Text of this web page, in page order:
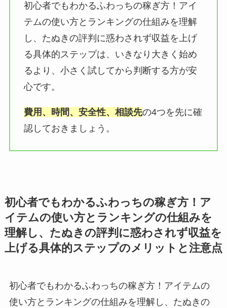
初心者でもわかるふわっちの稼ぎ方！アイ
テムの使い方とランキングの仕組みを理解
し、たぬきの評判に惑わされず収益を上げ
る具体的ステップは、いきなり大きく始め
るより、小さく試してから判断する方が安
心です。
費用、時間、安全性、相談先の4つを先に確
認しておきましょう。
初心者でもわかるふわっちの稼ぎ方！ア
イテムの使い方とランキングの仕組みを
理解し、たぬきの評判に惑わされず収益を
上げる具体的ステップのメリットと注意点
初心者でもわかるふわっちの稼ぎ方！アイテムの
使い方とランキングの仕組みを理解し、たぬきの